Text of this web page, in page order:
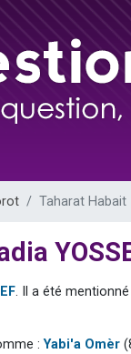
viennent de
49 places pour étudier
musiques dans
viennent de nous
viennent de nous
Taharat Habait
. Il a été
:Yabi'a Omèr